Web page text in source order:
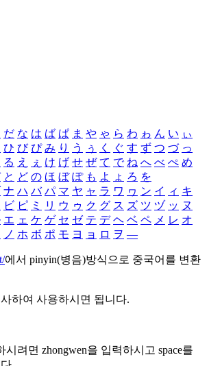
だ な は ば ぱ ま や ゃ ら わ ゎ ん い ぃ
ひ び ぴ み り う ぅ く ぐ す ず つ づ っ
る え ぇ け げ せ ぜ て で ね へ べ ぺ め
と ど の ほ ぼ ぽ も よ ょ ろ を
ナ ハ バ パ マ ヤ ャ ラ ワ ヮ ン イ ィ キ
ビ ピ ミ リ ウ ゥ ク グ ス ズ ツ ヅ ッ ヌ
エ ェ ケ ゲ セ ゼ テ デ ヘ ベ ペ メ レ オ
ノ ホ ボ ポ モ ヨ ョ ロ ヲ ―
에서 pinyin(병음)방식으로 중국어를 변환
하여 사용하시면 됩니다.
시려면 zhongwen을 입력하시고 space를